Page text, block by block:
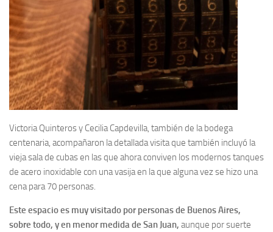
Victoria Quinteros y Cecilia Capdevilla, también de la bodega
centenaria, acompañaron la detallada visita que también incluyó la
vieja sala de cubas en las que ahora conviven los modernos tanques
de acero inoxidable con una vasija en la que alguna vez se hizo una
cena para 70 personas.
Este espacio es muy visitado por personas de Buenos Aires,
sobre todo, y en menor medida de San Juan, aunque por suerte